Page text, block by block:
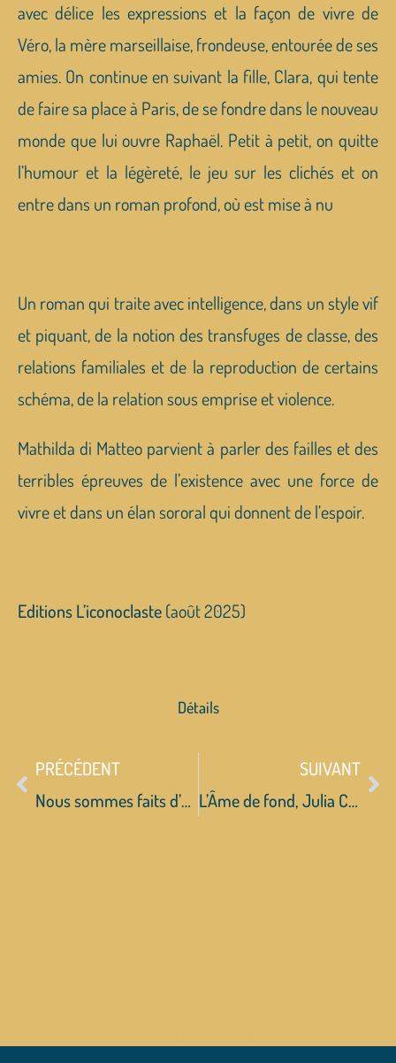
Détails
avec délice les expressions et la façon de vivre de
Véro, la mère marseillaise, frondeuse, entourée de ses
amies. On continue en suivant la fille, Clara, qui tente
de faire sa place à Paris, de se fondre dans le nouveau
monde que lui ouvre Raphaël. Petit à petit, on quitte
l’humour et la légèreté, le jeu sur les clichés et on
entre dans un roman profond, où est mise à nu
Un roman qui traite avec intelligence, dans un style vif
et piquant, de la notion des transfuges de classe, des
relations familiales et de la reproduction de certains
schéma, de la relation sous emprise et violence.
Mathilda di Matteo parvient à parler des failles et des
terribles épreuves de l’existence avec une force de
vivre et dans un élan sororal qui donnent de l’espoir.
Editions L’iconoclaste(août 2025)
PRÉCÉDENT
Nous sommes faits d’orage, Marie Charrel
SUIVANT
L’Âme de fond, Julia Clavel